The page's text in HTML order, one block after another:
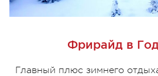
Фрирайд в
Главный плюс зимнего